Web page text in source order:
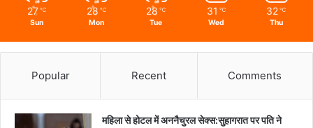
27 ℃
Sun
28 ℃
Mon
28 ℃
Tue
31 ℃
Wed
32 ℃
Thu
Popular Recent Comments
महिला से होटल में अननैचुरल सेक्स:सुहागरात पर पति ने